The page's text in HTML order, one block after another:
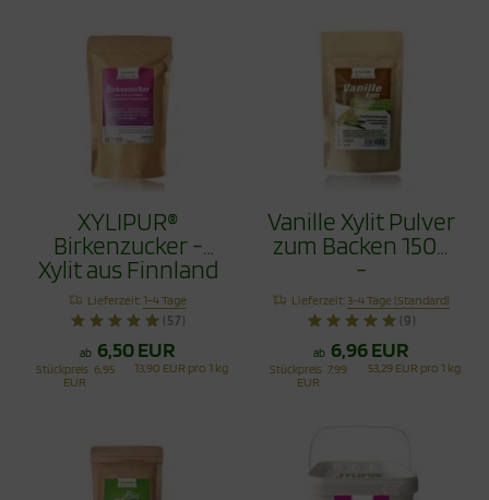
XYLIPUR®
Birkenzucker -
Xylit aus Finnland
500g
Lieferzeit:1-4 Tage
(57)
ab 6,50 EUR
Stückpreis 6,95
EUR
13,90 EUR pro 1 kg
Vanille Xylit Pulver
zum Backen 150g
-
Vanillezuckerersatz
Lieferzeit:3-4 Tage (Standard)
(9)
ab 6,96 EUR
Stückpreis 7,99
EUR
53,29 EUR pro 1 kg